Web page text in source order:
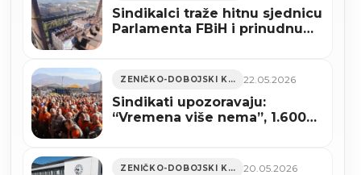
Sindikalci traže hitnu sjednicu
Parlamenta FBiH i prinudnu
ZENIČKO-DOBOJSKI KANTON 22.05.2026
Sindikati upozoravaju:
“Vremena više nema”, 1.600
ZENIČKO-DOBOJSKI KANTON 20.05.2026